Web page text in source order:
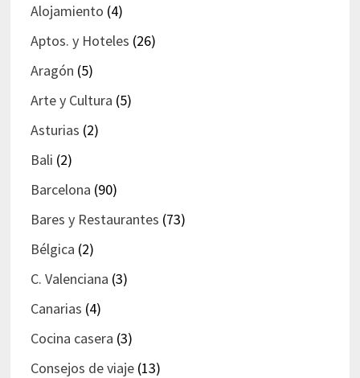
Alojamiento (4)
Aptos. y Hoteles (26)
Aragón (5)
Arte y Cultura (5)
Asturias (2)
Bali (2)
Barcelona (90)
Bares y Restaurantes (73)
Bélgica (2)
C. Valenciana (3)
Canarias (4)
Cocina casera (3)
Consejos de viaje(13)